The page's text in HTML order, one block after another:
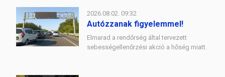
2026.08.02. 09:32
Autózzanak figyelemmel!
Elmarad a rendőrség által tervezett
sebességellenőrzési akció a hőség miatt.